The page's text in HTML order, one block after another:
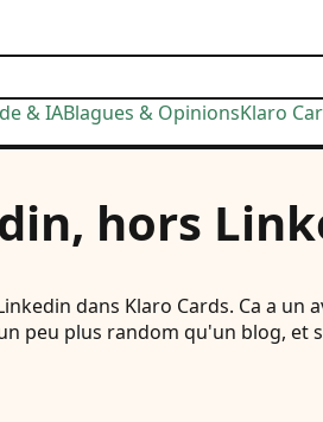
& IABlagues & OpinionsKlaro
hors
dans Klaro Cards. Ca a
peu plus random qu'un blog,